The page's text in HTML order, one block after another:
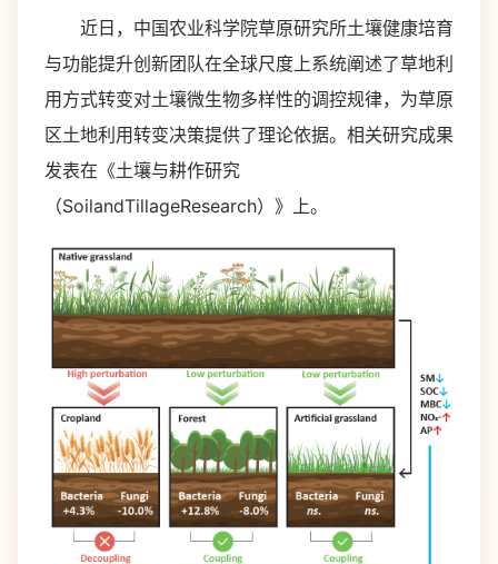
近日，中国农业科学院草原研究所土壤健康培育
与功能提升创新团队在全球尺度上系统阐述了草地利
用方式转变对土壤微生物多样性的调控规律，为草原
区土地利用转变决策提供了理论依据。相关研究成果
发表在《土壤与耕作研究
（SoilandTillageResearch）》上。